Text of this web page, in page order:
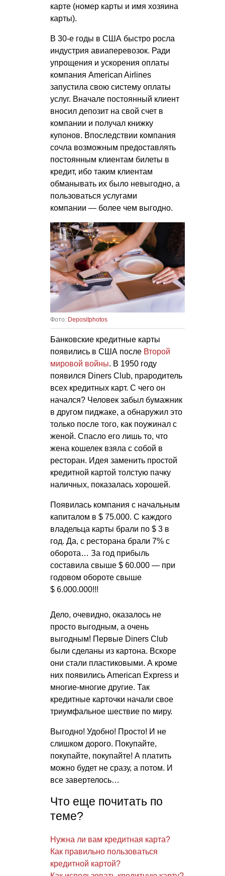
карте (номер карты и имя хозяина
карты).
В 30-е годы в США быстро росла
индустрия авиаперевозок. Ради
упрощения и ускорения оплаты
компания American Airlines
запустила свою систему оплаты
услуг. Вначале постоянный клиент
вносил депозит на свой счет в
компании и получал книжку
купонов. Впоследствии компания
сочла возможным предоставлять
постоянным клиентам билеты в
кредит, ибо таким клиентам
обманывать их было невыгодно, а
пользоваться услугами
компании — более чем выгодно.
Фото: Depositphotos
Банковские кредитные карты
появились в США после Второй
мировой войны. В 1950 году
появился Diners Club, прародитель
всех кредитных карт. С чего он
начался? Человек забыл бумажник
в другом пиджаке, а обнаружил это
только после того, как поужинал с
женой. Спасло его лишь то, что
жена кошелек взяла с собой в
ресторан. Идея заменить простой
кредитной картой толстую пачку
наличных, показалась хорошей.
Появилась компания с начальным
капиталом в $ 75.000. С каждого
владельца карты брали по $ 3 в
год. Да, с ресторана брали 7% с
оборота… За год прибыль
составила свыше $ 60.000 — при
годовом обороте свыше
$ 6.000.000!!!
Дело, очевидно, оказалось не
просто выгодным, а очень
выгодным! Первые Diners Club
были сделаны из картона. Вскоре
они стали пластиковыми. А кроме
них появились American Express и
многие-многие другие. Так
кредитные карточки начали свое
триумфальное шествие по миру.
Выгодно! Удобно! Просто! И не
слишком дорого. Покупайте,
покупайте, покупайте! А платить
можно будет не сразу, а потом. И
все завертелось…
Что еще почитать по
теме?
Нужна ли вам кредитная карта?
Как правильно пользоваться
кредитной картой?